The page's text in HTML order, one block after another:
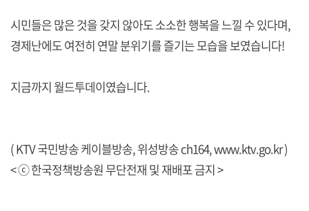
시민들은 많은 것을 갖지 않아도 소소한 행복을 느낄 수 있다며,
경제난에도 여전히 연말 분위기를 즐기는 모습을 보였습니다!
지금까지 월드투데이였습니다.
( KTV 국민방송 케이블방송, 위성방송 ch164,www.ktv.go.kr)
< ⓒ 한국정책방송원 무단전재 및 재배포 금지 >